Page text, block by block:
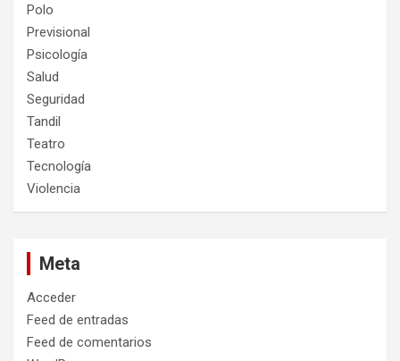
Polo
Previsional
Psicología
Salud
Seguridad
Tandil
Teatro
Tecnología
Violencia
Meta
Acceder
Feed de entradas
Feed de comentarios